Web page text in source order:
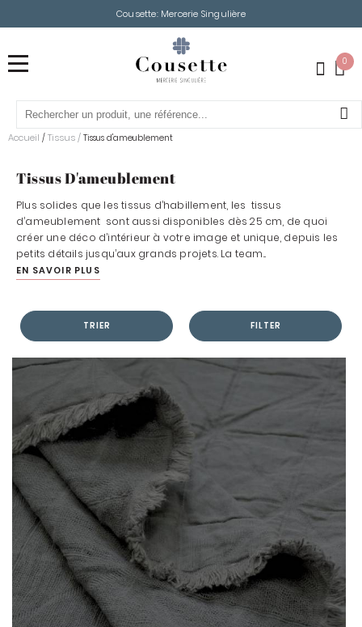
Cousette: Mercerie Singulière
0
Accueil / Tissus / Tissus d'ameublement
Tissus D'ameublement
Plus solides que les tissus d’habillement, les tissus
d’ameublement sont aussi disponibles dès 25 cm, de quoi
créer une déco d’intérieur à votre image et unique, depuis les
petits détails jusqu’aux grands projets. La team...
EN SAVOIR PLUS
TRIER FILTER